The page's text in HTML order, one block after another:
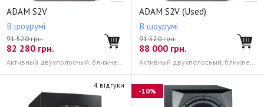
ADAM S2V
В шоурумі
91 520 грн.
82 280 грн.
Активный двухполосный, ближнего поля 35 Гц - 50 кГц
ADAM S2V (Used)
В шоурумі
91 520 грн.
88 000 грн.
Активный двухполосный, ближнего поля 35 Гц - 50 кГц
4 відгуки
-10%